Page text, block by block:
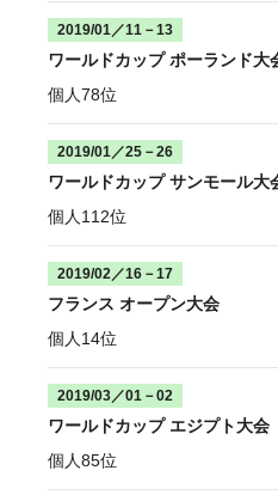
2019/01／11－13
ワールドカップ ポーランド大
個人78位
2019/01／25－26
ワールドカップ サンモール大
個人112位
2019/02／16－17
フランス オープン大会
個人14位
2019/03／01－02
ワールドカップ エジプト大会
個人85位